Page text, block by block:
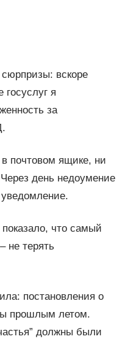
вскоре
госуслуг я
за
почтовом ящике, ни
день недоумение
что самый
не терять
постановления о
прошлым летом.
должны были